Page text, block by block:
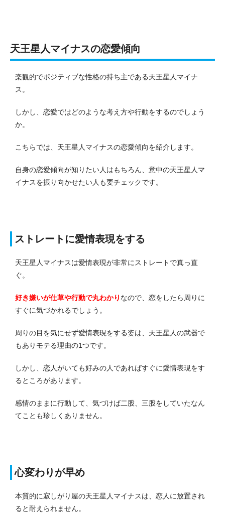
天王星人マイナスの恋愛傾向
楽観的でポジティブな性格の持ち主である天王星人マイナ
ス。
しかし、恋愛ではどのような考え方や行動をするのでしょう
か。
こちらでは、天王星人マイナスの恋愛傾向を紹介します。
自身の恋愛傾向が知りたい人はもちろん、意中の天王星人マ
イナスを振り向かせたい人も要チェックです。
ストレートに愛情表現をする
天王星人マイナスは愛情表現が非常にストレートで真っ直
ぐ。
好き嫌いが仕草や行動で丸わかり なので、恋をしたら周りに
すぐに気づかれるでしょう。
周りの目を気にせず愛情表現をする姿は、天王星人の武器で
もありモテる理由の1つです。
しかし、恋人がいても好みの人であればすぐに愛情表現をす
るところがあります。
感情のままに行動して、気づけば二股、三股をしていたなん
てことも珍しくありません。
心変わりが早め
本質的に寂しがり屋の天王星人マイナスは、恋人に放置され
ると耐えられません。